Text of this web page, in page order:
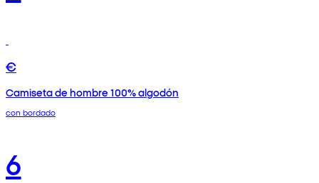
€
Camiseta de hombre 100% algodón
con bordado
6